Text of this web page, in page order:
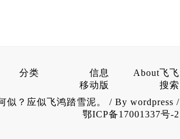
About飞飞
信息
分类
搜索
移动版
似？应似飞鸿踏雪泥。 / By wordpress /
鄂ICP备17001337号-2